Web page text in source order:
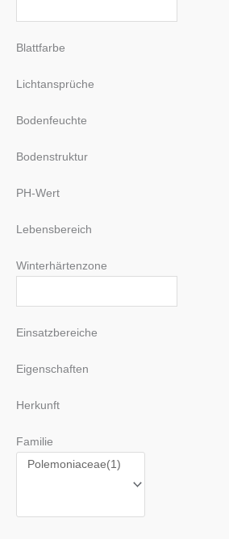
Blattfarbe
Lichtansprüche
Bodenfeuchte
Bodenstruktur
PH-Wert
Lebensbereich
Winterhärtenzone
Einsatzbereiche
Eigenschaften
Herkunft
Familie